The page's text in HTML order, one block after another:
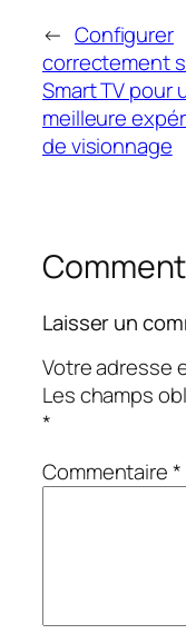
← Configurer
correctement
Smart TV pour
meilleure
de visionnage
Laisser un
Votre adresse
Les champs
*
Commentaire*